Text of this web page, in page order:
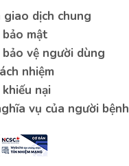
dịch chung
bảo mật
vệ người dùng
nhiệm
nại
vụ của người bệnh